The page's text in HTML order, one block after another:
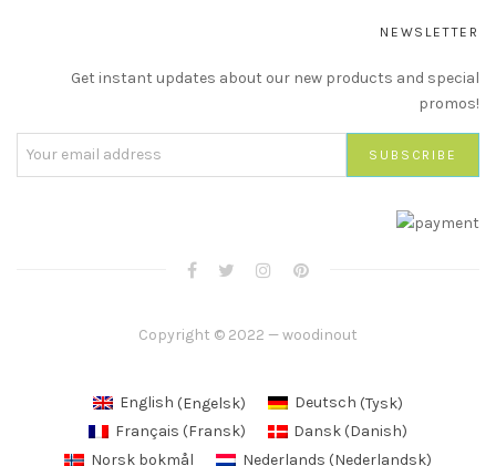
NEWSLETTER
Get instant updates about our new products and special
promos!
Copyright © 2022 — woodinout
English (Engelsk) Deutsch (Tysk)
Français (Fransk) Dansk (Danish)
Norsk bokmål
Nederlands (Nederlandsk)